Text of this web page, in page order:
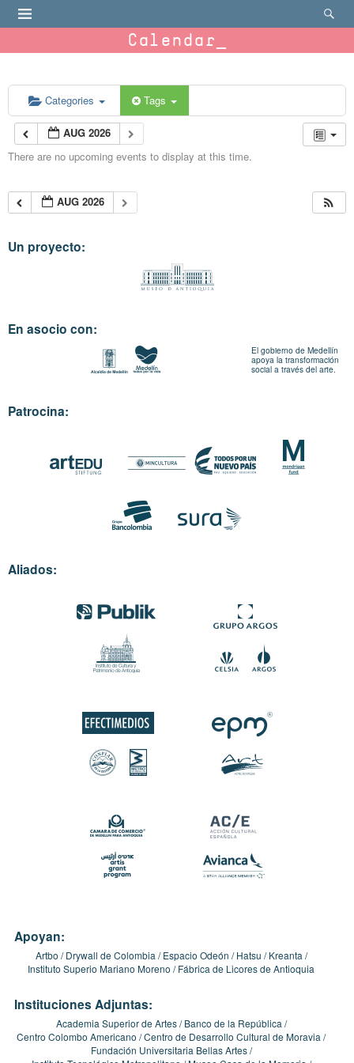
Calendar
Categories Tags
AUG 2026
There are no upcoming events to display at this time.
AUG 2026
Un proyecto:
En asocio con:
El gobierno de Medellín
apoya la transformación
social a través del arte.
Patrocina:
Aliados:
Apoyan:
Artbo Drywall de Colombia Espacio Odeón Hatsu
Kreanta
Instituto Superio Mariano Moreno
Fábrica de Licores de Antioquia
Instituciones Adjuntas:
Academia Superior de Artes
Banco de la República
Centro Colombo Americano Centro de Desarrollo Cultural de Moravia
Fundación Universitaria Bellas Artes